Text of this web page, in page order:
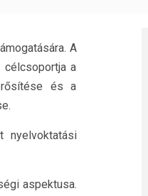
A
a
és a
nyelvoktatási
aspektusa.